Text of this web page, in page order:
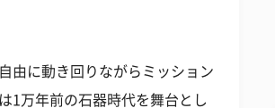
由に動き回りながらミッション
1万年前の石器時代を舞台とし